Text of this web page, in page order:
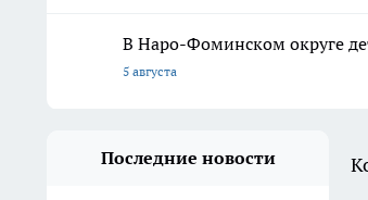
В Наро-Фоминском округе
5 августа
Последние новости